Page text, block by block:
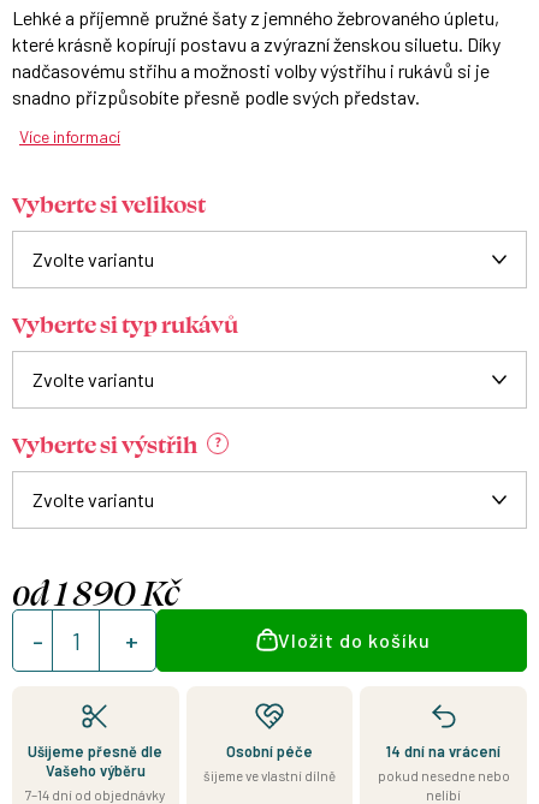
Lehké a příjemně pružné šaty z jemného žebrovaného úpletu,
které krásně kopírují postavu a zvýrazní ženskou siluetu. Díky
nadčasovému střihu a možnosti volby výstřihu i rukávů si je
snadno přizpůsobíte přesně podle svých představ.
Více informací
Vyberte si velikost
Vyberte si typ rukávů
Vyberte si výstřih ?
od1 890 Kč
Měrná
cena:
Vložit do košíku
Ušijeme přesně dle
Vašeho výběru
7–14 dní od objednávky
Osobní péče
šijeme ve vlastní dílně
14 dní na vrácení
pokud nesedne nebo
nelíbí